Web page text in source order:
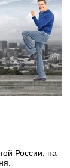
России, на